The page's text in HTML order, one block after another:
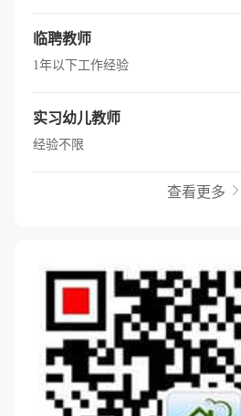
临聘教师
1年以下工作经验
实习幼儿教师
经验不限
查看更多 